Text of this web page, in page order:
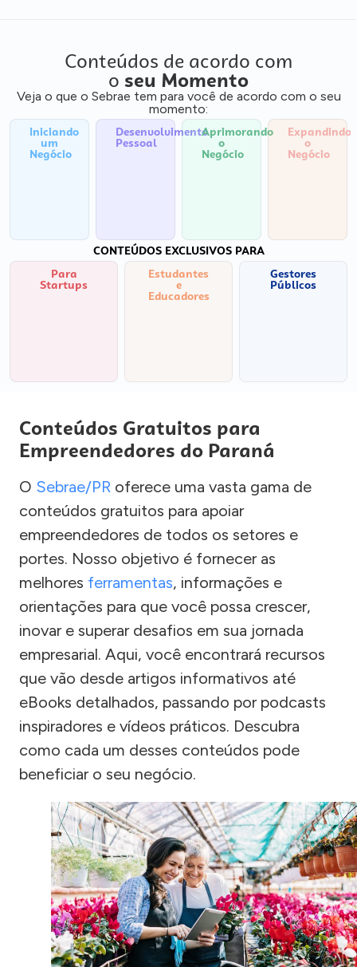
Conteúdos de acordo com
o seu Momento
Veja o que o Sebrae tem para você de acordo com o seu
momento:
Iniciando
um
Negócio
Desenvolvimento
Pessoal
Aprimorando
o
Negócio
Expandindo
o
Negócio
CONTEÚDOS EXCLUSIVOS PARA
Para
Startups
Estudantes
e
Educadores
Gestores
Públicos
Conteúdos Gratuitos para
Empreendedores do Paraná
O Sebrae/PR oferece uma vasta gama de
conteúdos gratuitos para apoiar
empreendedores de todos os setores e
portes. Nosso objetivo é fornecer as
melhores ferramentas, informações e
orientações para que você possa crescer,
inovar e superar desafios em sua jornada
empresarial. Aqui, você encontrará recursos
que vão desde artigos informativos até
eBooks detalhados, passando por podcasts
inspiradores e vídeos práticos. Descubra
como cada um desses conteúdos pode
beneficiar o seu negócio.